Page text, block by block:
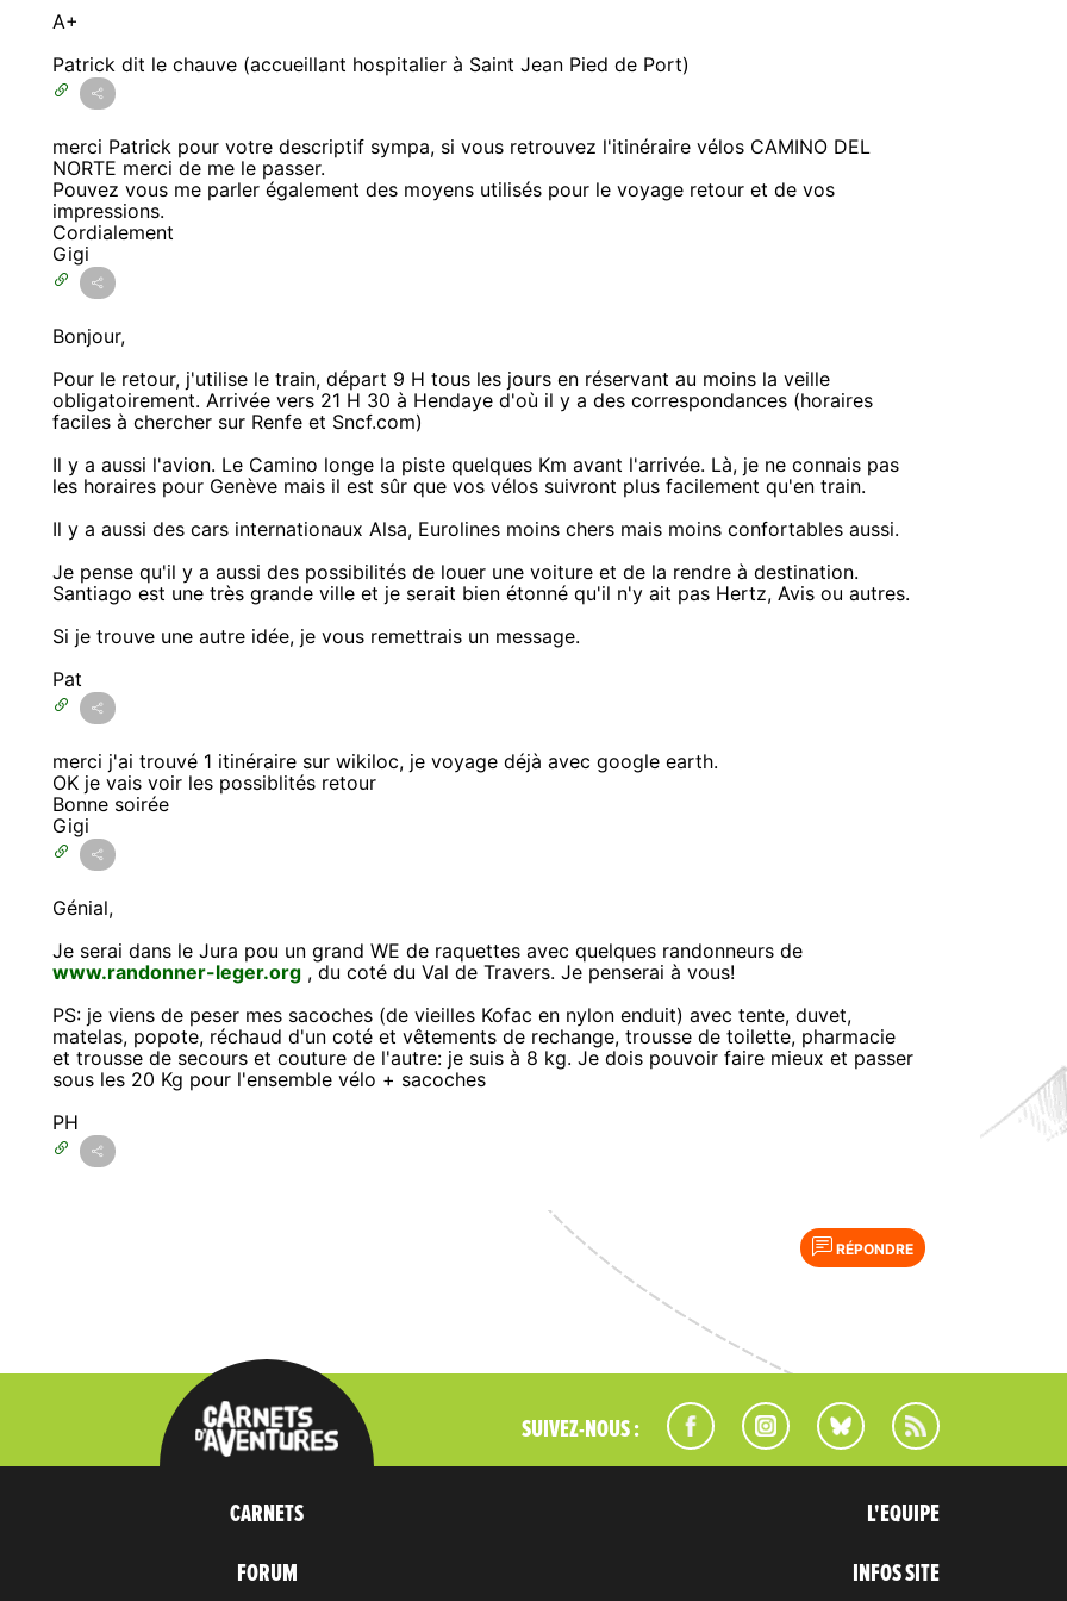
A+
Patrick dit le chauve (accueillant hospitalier à Saint Jean Pied de Port)
merci Patrick pour votre descriptif sympa, si vous retrouvez l'itinéraire vélos CAMINO DEL
NORTE merci de me le passer.
Pouvez vous me parler également des moyens utilisés pour le voyage retour et de vos
impressions.
Cordialement
Gigi
Bonjour,
Pour le retour, j'utilise le train, départ 9 H tous les jours en réservant au moins la veille
obligatoirement. Arrivée vers 21 H 30 à Hendaye d'où il y a des correspondances (horaires
faciles à chercher sur Renfe et Sncf.com)
Il y a aussi l'avion. Le Camino longe la piste quelques Km avant l'arrivée. Là, je ne connais pas
les horaires pour Genève mais il est sûr que vos vélos suivront plus facilement qu'en train.
Il y a aussi des cars internationaux Alsa, Eurolines moins chers mais moins confortables aussi.
Je pense qu'il y a aussi des possibilités de louer une voiture et de la rendre à destination.
Santiago est une très grande ville et je serait bien étonné qu'il n'y ait pas Hertz, Avis ou autres.
Si je trouve une autre idée, je vous remettrais un message.
Pat
merci j'ai trouvé 1 itinéraire sur wikiloc, je voyage déjà avec google earth.
OK je vais voir les possiblités retour
Bonne soirée
Gigi
Génial,
Je serai dans le Jura pou un grand WE de raquettes avec quelques randonneurs de
www.randonner-leger.org , du coté du Val de Travers. Je penserai à vous!
PS: je viens de peser mes sacoches (de vieilles Kofac en nylon enduit) avec tente, duvet,
matelas, popote, réchaud d'un coté et vêtements de rechange, trousse de toilette, pharmacie
et trousse de secours et couture de l'autre: je suis à 8 kg. Je dois pouvoir faire mieux et passer
sous les 20 Kg pour l'ensemble vélo + sacoches
PH
RÉPONDRE
SUIVEZ-NOUS :
CARNETS
FORUM
L'EQUIPE
INFOS SITE